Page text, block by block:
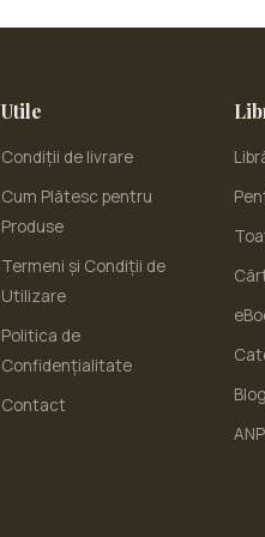
Utile
Condiții de livrare
Cum Plătesc pentru
Produse
Termeni și Condiții de
Utilizare
Politica de
Confidențialitate
Contact
Blog